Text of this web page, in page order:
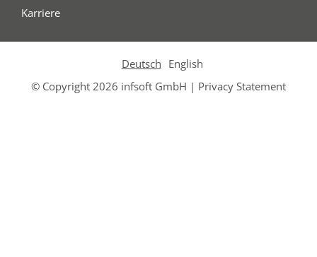
Karriere
Deutsch English
© Copyright 2026 infsoft GmbH | Privacy Statement